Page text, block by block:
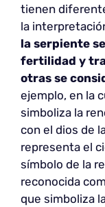
tienen
la
la serpiente
fertilidad y
otras se
ejemplo, en la
simboliza la
con el dios de
representa el
símbolo de la
reconocida
que simboliza